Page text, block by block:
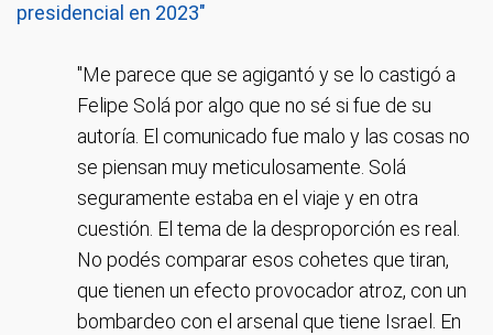
presidencial en 2023"
"Me parece que se agigantó y se lo castigó a
Felipe Solá por algo que no sé si fue de su
autoría. El comunicado fue malo y las cosas no
se piensan muy meticulosamente. Solá
seguramente estaba en el viaje y en otra
cuestión. El tema de la desproporción es real.
No podés comparar esos cohetes que tiran,
que tienen un efecto provocador atroz, con un
bombardeo con el arsenal que tiene Israel. En